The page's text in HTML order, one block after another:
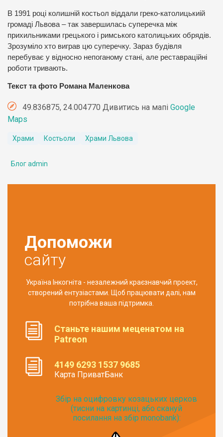
В 1991 році колишній костьол віддали греко-католицькиій
громаді Львова – так завершилась суперечка між
прихильниками грецького і римського католицьких обрядів.
Зрозуміло хто виграв цю суперечку. Зараз будівля
перебуває у відносно непоганому стані, але реставраційні
роботи тривають.
Текст та фото Романа Маленкова
49.836875, 24.004770 Дивитись на мапі Google
Maps
Храми Костьоли Храми Львова
Блог admin
Допоможи
сайту
Україна Інкогніта - незалежний краєзнавчий проект,
створений ентузіастами. Щоб працювати далі, нам
потрібна ваша підтримка.
Станьте нашим меценатом на
Patreon
4149 6293 1537 9685
Карта ПриватБанк
Збір на оцифровку козацьких церков
(тисни на картинці, або скануй
посилання на збір monobank):